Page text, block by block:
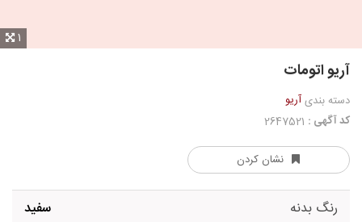
1
آریو اتومات
دسته بندیآریو
کد آگهی :
نشان کردن
رنگ بدنه سفید